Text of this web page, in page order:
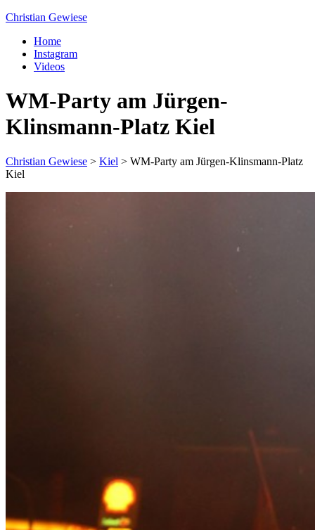
Christian Gewiese
Home
Instagram
Videos
WM-Party am Jürgen-
Klinsmann-Platz Kiel
Christian Gewiese > Kiel > WM-Party am Jürgen-Klinsmann-Platz
Kiel